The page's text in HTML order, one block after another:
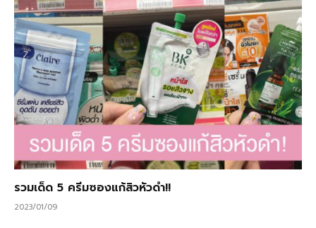
รวมเด็ด 5 ครีมซองแก้สิวหัวดำ!!
2023/01/09